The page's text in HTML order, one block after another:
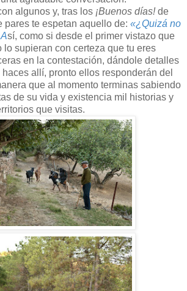
algunos y, tras los ¡Buenos días!de
pares te espetan aquello de: «¿Quizá no
sí, como si desde el primer vistazo que
lo supieran con certeza que tu eres
en la contestación, dándole detalles
allí, pronto ellos responderán del
que al momento terminas sabiendo
de su vida y existencia mil historias y
que visitas.